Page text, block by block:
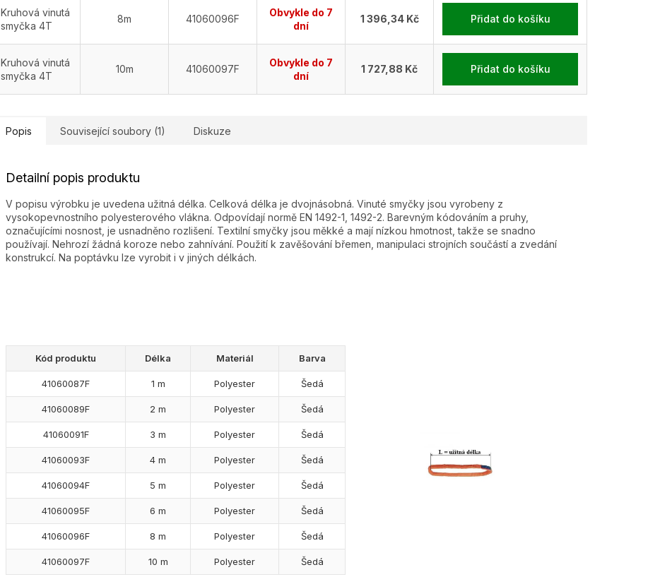
Kruhová vinutá
smyčka 4T
8m 41060096F
Obvykle do 7
dní
1 396,34 Kč Přidat do košíku
Kruhová vinutá
smyčka 4T
10m 41060097F
Obvykle do 7
dní
1 727,88 Kč Přidat do košíku
Popis Související soubory (1) Diskuze
Detailní popis produktu
V popisu výrobku je uvedena užitná délka. Celková délka je dvojnásobná. Vinuté smyčky jsou vyrobeny z
vysokopevnostního polyesterového vlákna. Odpovídají normě EN 1492-1, 1492-2. Barevným kódováním a pruhy,
označujícími nosnost, je usnadněno rozlišení. Textilní smyčky jsou měkké a mají nízkou hmotnost, takže se snadno
používají. Nehrozí žádná koroze nebo zahnívání. Použití k zavěšování břemen, manipulaci strojních součástí a zvedání
konstrukcí. Na poptávku lze vyrobit i v jiných délkách.
Kód produktu Délka Materiál Barva
41060087F 1 m Polyester Šedá
41060089F 2 m Polyester Šedá
41060091F 3 m Polyester Šedá
41060093F 4 m Polyester Šedá
41060094F 5 m Polyester Šedá
41060095F 6 m Polyester Šedá
41060096F 8 m Polyester Šedá
41060097F 10 m Polyester Šedá